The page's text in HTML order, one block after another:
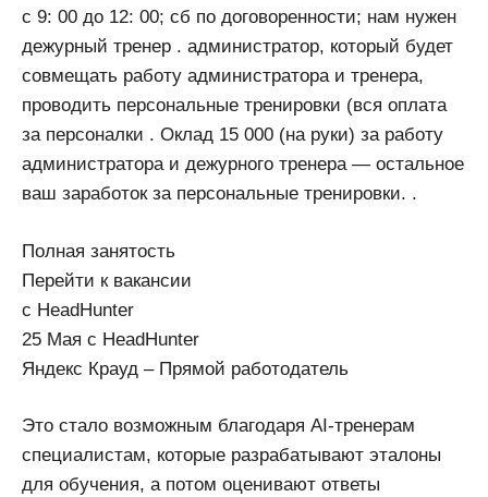
с 9: 00 до 12: 00; сб по договоренности; нам нужен
дежурный тренер . администратор, который будет
совмещать работу администратора и тренера,
проводить персональные тренировки (вся оплата
за персоналки . Оклад 15 000 (на руки) за работу
администратора и дежурного тренера — остальное
ваш заработок за персональные тренировки. .
Полная занятость
Перейти к вакансии
с HeadHunter
25 Мая с HeadHunter
Яндекс Крауд – Прямой работодатель
Это стало возможным благодаря AI-тренерам
специалистам, которые разрабатывают эталоны
для обучения, а потом оценивают ответы